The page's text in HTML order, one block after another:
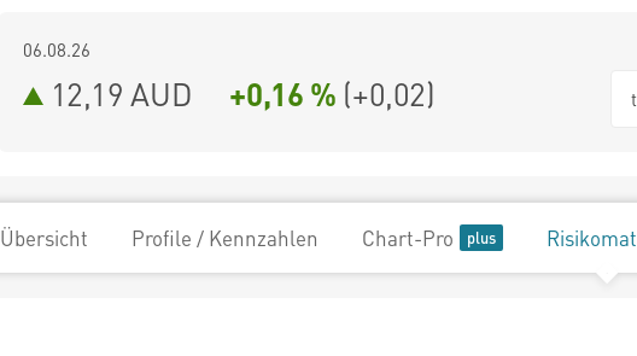
06.08.26
12,19 AUD +0,16 % (+0,02)
Übersicht Profile / Kennzahlen Chart-Pro